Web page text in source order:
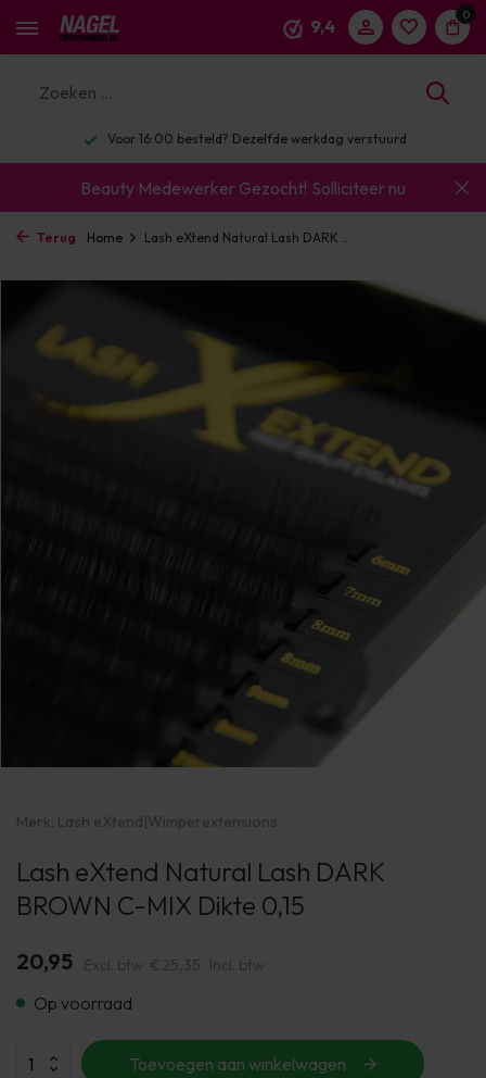
9,4
0
Voor 16:00 besteld? Dezelfde werkdag verstuurd
Beauty Medewerker Gezocht! Solliciteer nu
Terug Home Lash eXtend Natural Lash DARK ...
Merk: Lash eXtend|Wimperextensions
Lash eXtend Natural Lash DARK
BROWN C-MIX Dikte 0,15
20,95 Excl. btw €25,35 Incl. btw
Op voorraad
Toevoegen aan winkelwagen